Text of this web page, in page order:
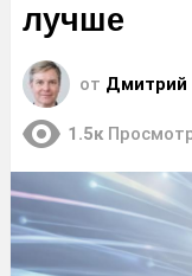
лучше
от Дмитрий
1.5к